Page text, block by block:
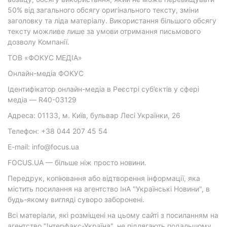
50% від загального обсягу оригінального тексту, зміни
заголовку та ліда матеріалу. Використання більшого обсягу
тексту можливе лише за умови отримання письмового
дозволу Компанії.
ТОВ «ФОКУС МЕДІА»
Онлайн-медіа ФОКУС
Ідентифікатор онлайн-медіа в Реєстрі суб’єктів у сфері
медіа — R40-03129
Адреса: 01133, м. Київ, бульвар Лесі Українки, 26
Телефон: +38 044 207 45 54
E-mail: info@focus.ua
FOCUS.UA — більше ніж просто новини.
Передрук, копіювання або відтворення інформації, яка
містить посилання на агентство ІнА "Українські Новини", в
будь-якому вигляді суворо заборонені.
Всі матеріали, які розміщені на цьому сайті з посиланням на